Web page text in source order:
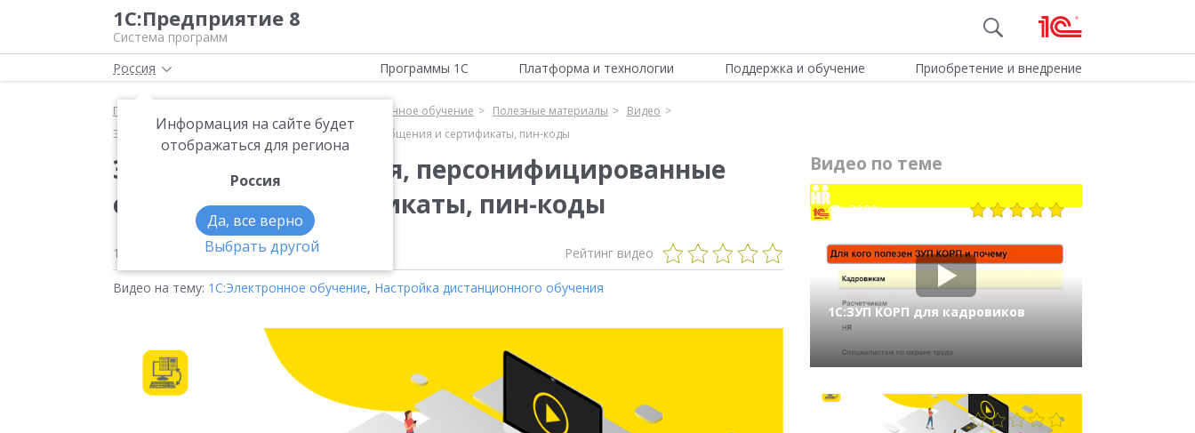
1С:Предприятие 8
Система программ
Россия
Информация на сайте будет
отображаться для региона
Россия
Да, все верно
Выбрать другой
Программы 1С Платформа и технологии Поддержка и обучение Приобретение и внедрение
Главная 1С:Электронное обучение Полезные материалы
Видео
Электронные задания, персонифицированные сообщения и сертификаты, пин-коды
Электронные задания, персонифицированные
сообщения и сертификаты, пин-коды
16 марта 2022 471 Рейтинг видео
Видео на тему: 1С:Электронное обучение, Настройка дистанционного обучения
Видео по теме
2982
1С:ЗУП КОРП для кадровиков